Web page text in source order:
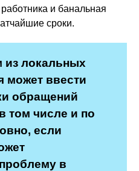
и банальная
сроки.
из локальных
может ввести
обращений
том числе и по
если
в